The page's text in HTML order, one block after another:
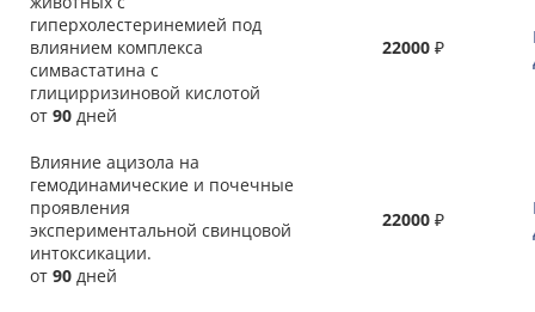
гиперхолестеринемией под
влиянием комплекса
симвастатина с
глицирризиновой кислотой
от 90 дней
22000 ₽
Влияние ацизола на
гемодинамические и почечные
проявления
экспериментальной свинцовой
интоксикации.
от 90 дней
22000 ₽